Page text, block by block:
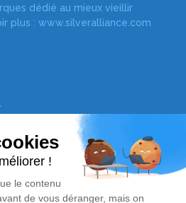
dédié au mieux vieillir
plus : www.silveralliance.com